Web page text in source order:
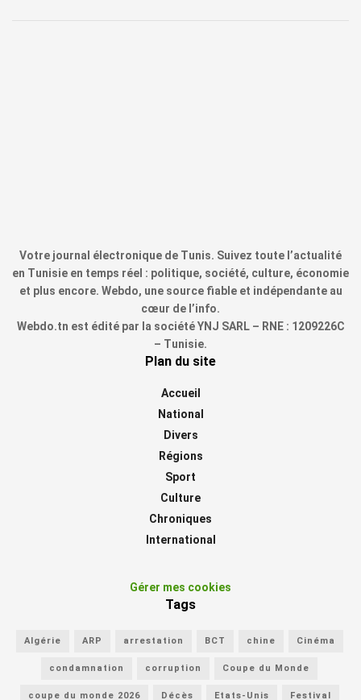
Votre journal électronique de Tunis. Suivez toute l’actualité
en Tunisie en temps réel : politique, société, culture, économie
et plus encore. Webdo, une source fiable et indépendante au
cœur de l’info.
Webdo.tn est édité par la société YNJ SARL – RNE : 1209226C
– Tunisie.
Plan du site
Accueil
National
Divers
Régions
Sport
Culture
Chroniques
International
Gérer mes cookies
Tags
Algérie ARP arrestation BCT chine Cinéma
condamnation corruption Coupe du Monde
coupe du monde 2026 Décès Etats-Unis Festival